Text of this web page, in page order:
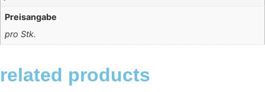
Preisangabe
pro Stk.
related products